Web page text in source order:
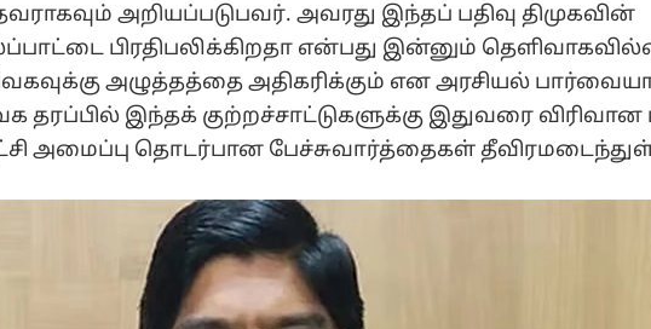
அறியப்படுபவர். அவரது இந்தப் பதிவு திமுகவின்
பிரதிபலிக்கிறதா என்பது இன்னும்
அழுத்தத்தை அதிகரிக்கும் என அரசியல்
தரப்பில் இந்தக் குற்றச்சாட்டுகளுக்கு இதுவரை விரிவான
அமைப்பு தொடர்பான பேச்சுவார்த்தைகள்